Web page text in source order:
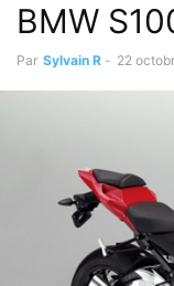
BMW
Par Sylvain R - 22